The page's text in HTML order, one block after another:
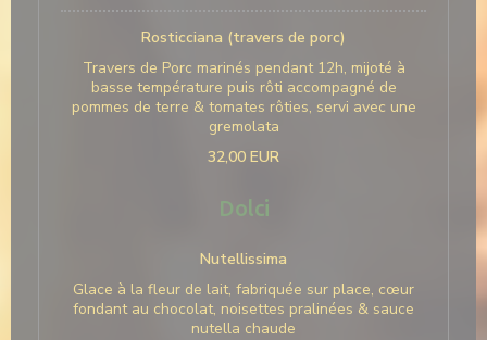
Rosticciana (travers de porc)
Travers de Porc marinés pendant 12h, mijoté à
basse température puis rôti accompagné de
pommes de terre & tomates rôties, servi avec une
gremolata
32,00 EUR
Dolci
Nutellissima
Glace à la fleur de lait, fabriquée sur place, cœur
fondant au chocolat, noisettes pralinées & sauce
nutella chaude